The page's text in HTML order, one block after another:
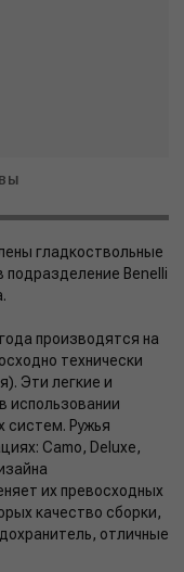
гладкоствольные
подразделение Benelli
производятся на
технически
Эти легкие и
использовании
систем. Ружья
Camo, Deluxe,
их превосходных
качество сборки,
отличные